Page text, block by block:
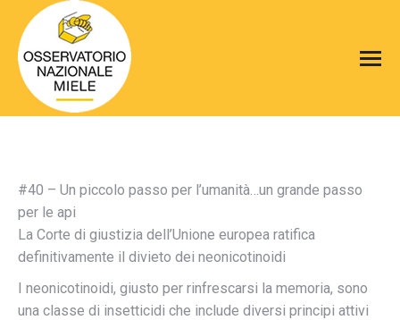
#40 – Un piccolo passo per l’umanità…un grande passo
per le api
La Corte di giustizia dell’Unione europea ratifica
definitivamente il divieto dei neonicotinoidi
I neonicotinoidi, giusto per rinfrescarsi la memoria, sono
una classe di insetticidi che include diversi principi attivi